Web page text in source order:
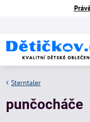
Sterntaler
punčocháče